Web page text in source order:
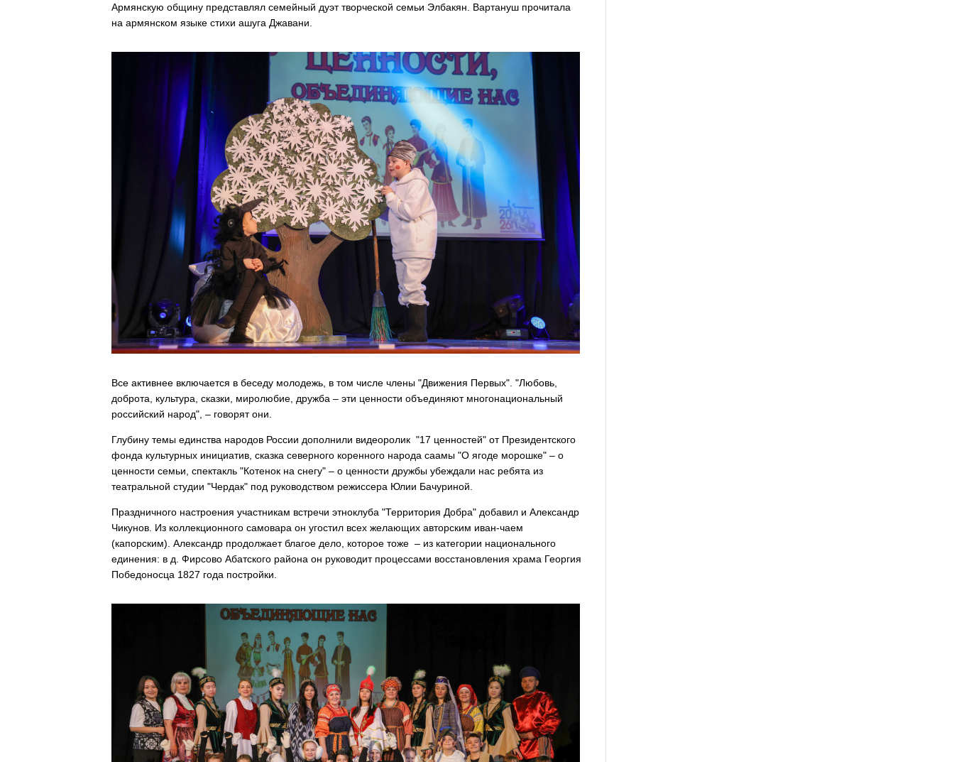
Армянскую общину представлял семейный дуэт творческой семьи Элбакян. Вартануш прочитала
на армянском языке стихи ашуга Джавани.
Все активнее включается в беседу молодежь, в том числе члены "Движения Первых". "Любовь,
доброта, культура, сказки, миролюбие, дружба – эти ценности объединяют многонациональный
российский народ", – говорят они.
Глубину темы единства народов России дополнили видеоролик "17 ценностей" от Президентского
фонда культурных инициатив, сказка северного коренного народа саамы "О ягоде морошке" – о
ценности семьи, спектакль "Котенок на снегу" – о ценности дружбы убеждали нас ребята из
театральной студии "Чердак" под руководством режиссера Юлии Бачуриной.
Праздничного настроения участникам встречи этноклуба "Территория Добра" добавил и Александр
Чикунов. Из коллекционного самовара он угостил всех желающих авторским иван-чаем
(капорским). Александр продолжает благое дело, которое тоже – из категории национального
единения: в д. Фирсово Абатского района он руководит процессами восстановления храма Георгия
Победоносца 1827 года постройки.